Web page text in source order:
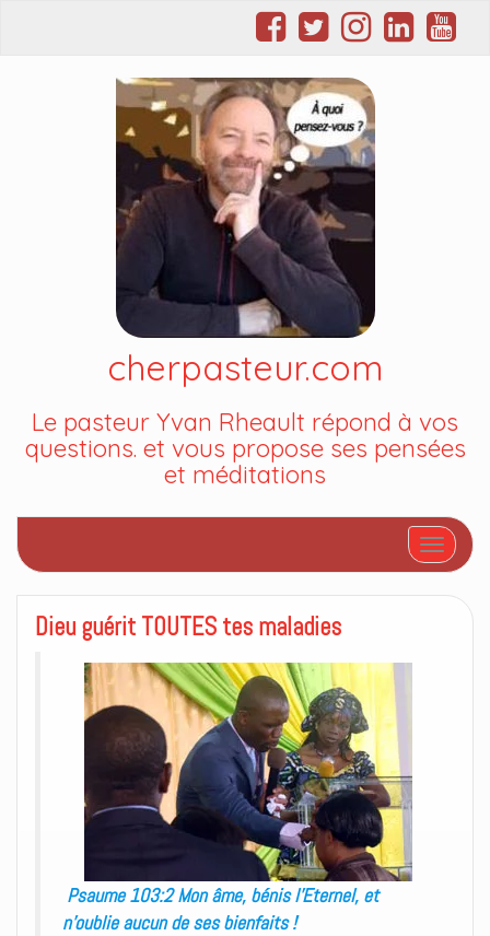
cherpasteur.com
Le pasteur Yvan Rheault répond à vos
questions. et vous propose ses pensées
et méditations
Afficher/
Dieu guérit TOUTES tes maladies
Psaume 103:2 Mon âme, bénis l’Eternel, et
n’oublie aucun de ses bienfaits !